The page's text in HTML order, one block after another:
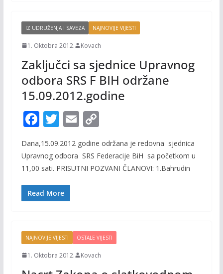
IZ UDRUŽENJA I SAVEZA NAJNOVIJE VIJESTI
1. Oktobra 2012. Kovach
Zaključci sa sjednice Upravnog
odbora SRS F BIH održane
15.09.2012.godine
F
e
b
o
o
T
itt
er
E
m
ai
l
C
p
y
Dana,15.09.2012 godine održana je redovna sjednica
Upravnog odbora SRS Federacije BiH sa početkom u
11,00 sati. PRISUTNI POZVANI ČLANOVI: 1.Bahrudin
Read More
NAJNOVIJE VIJESTI OSTALE VIJESTI
1. Oktobra 2012. Kovach